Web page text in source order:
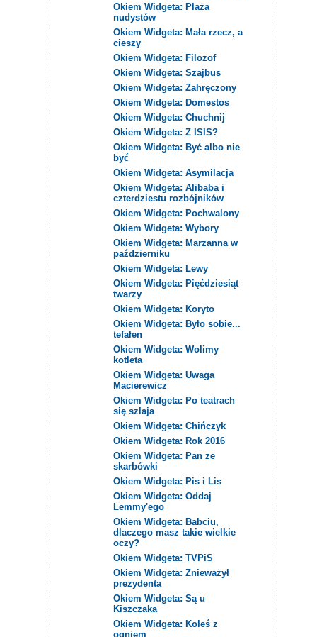
Okiem Widgeta: Plaża
nudystów
Okiem Widgeta: Mała rzecz, a
cieszy
Okiem Widgeta: Filozof
Okiem Widgeta: Szajbus
Okiem Widgeta: Zahręczony
Okiem Widgeta: Domestos
Okiem Widgeta: Chuchnij
Okiem Widgeta: Z ISIS?
Okiem Widgeta: Być albo nie
być
Okiem Widgeta: Asymilacja
Okiem Widgeta: Alibaba i
czterdziestu rozbójników
Okiem Widgeta: Pochwalony
Okiem Widgeta: Wybory
Okiem Widgeta: Marzanna w
październiku
Okiem Widgeta: Lewy
Okiem Widgeta: Pięćdziesiąt
twarzy
Okiem Widgeta: Koryto
Okiem Widgeta: Było sobie...
tefałen
Okiem Widgeta: Wolimy
kotleta
Okiem Widgeta: Uwaga
Macierewicz
Okiem Widgeta: Po teatrach
się szlaja
Okiem Widgeta: Chińczyk
Okiem Widgeta: Rok 2016
Okiem Widgeta: Pan ze
skarbówki
Okiem Widgeta: Pis i Lis
Okiem Widgeta: Oddaj
Lemmy'ego
Okiem Widgeta: Babciu,
dlaczego masz takie wielkie
oczy?
Okiem Widgeta: TVPiS
Okiem Widgeta: Znieważył
prezydenta
Okiem Widgeta: Są u
Kiszczaka
Okiem Widgeta: Koleś z
ogniem